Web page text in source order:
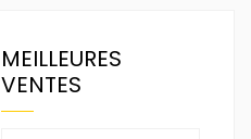
MEILLEURES
VENTES